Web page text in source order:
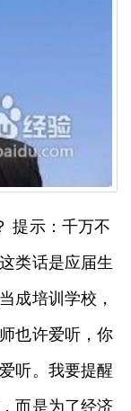
提示：千万不
类话是应届生
成培训学校，
也许爱听，你
听。我要提醒
而是为了经济